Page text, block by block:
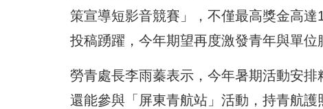
策宣導短影音競賽」，不僅最高獎金高達
投稿踴躍，今年期望再度激發青年與單
勞青處長李雨蓁表示，今年暑期活動安
還能參與「屏東青航站」活動，持青航